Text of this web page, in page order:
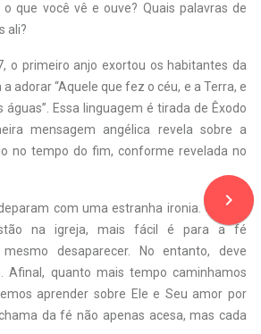
que você vê e ouve? Quais palavras de
ali?
o primeiro anjo exortou os habitantes da
adorar “Aquele que fez o céu, e a Terra, e
Essa linguagem é tirada de Êxodo
mensagem angélica revela sobre a
no tempo do fim, conforme revelada no
com uma estranha ironia. Quanto
na igreja, mais fácil é para a fé
desaparecer. No entanto, deve
Afinal, quanto mais tempo caminhamos
aprender sobre Ele e Seu amor por
da fé não apenas acesa, mas cada
navigate_next